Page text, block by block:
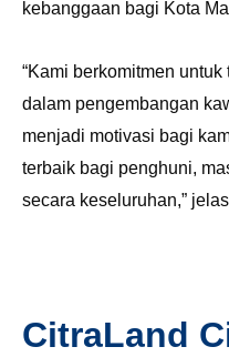
kebanggaan bagi Kota
“Kami berkomitmen
dalam pengembangan
menjadi motivasi bagi
terbaik bagi penghuni,
secara keseluruhan,”
CitraLand